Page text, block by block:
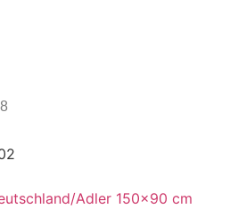
8
Adler 150x90 cm